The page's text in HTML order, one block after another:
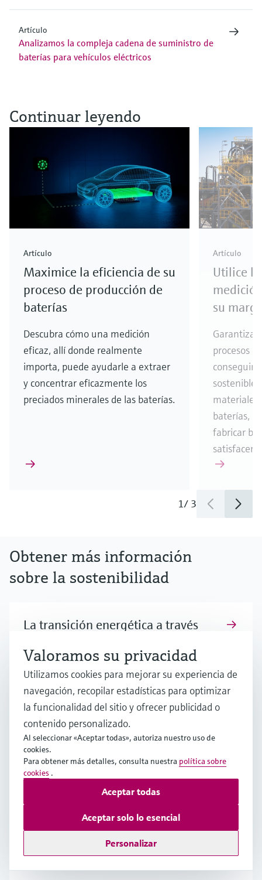
Artículo
Analizamos la compleja cadena de suministro de
baterías para vehículos eléctricos
Continuar leyendo
Artículo
Maximice la eficiencia de su
proceso de producción de
baterías
Descubra cómo una medición
eficaz, allí donde realmente
importa, puede ayudarle a extraer
y concentrar eficazmente los
preciados minerales de las baterías.
Artículo
Utilice
su
Garantizar
procesos
conseguir
sostenible
materiales
baterías,
fabricar
satisfacer
1/ 3
Obtener más información
sobre la sostenibilidad
La transición energética a través
componente clave para lograr las
cero emisiones netas
Descubra cómo la electrificación, un
componente clave para alcanzar las cero
emisiones netas, impulsa la transición
energética en la industria y permite construir un
futuro más sostenible.
La descarbonización en los
procesos industriales: estrategias
para alcanzar las emisiones netas
cero
Valoramos su privacidad
Utilizamos cookies para mejorar su experiencia de
navegación, recopilar estadísticas para optimizar
la funcionalidad del sitio y ofrecer publicidad o
contenido personalizado.
Al seleccionar «Aceptar todas», autoriza nuestro uso de
cookies.
Para obtener más detalles, consulta nuestra política sobre
cookies .
Personalizar
Aceptar solo lo esencial
Aceptar todas